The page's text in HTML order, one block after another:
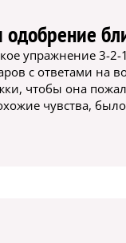
упражнение 3-
с ответами на
чтобы она
чувства,